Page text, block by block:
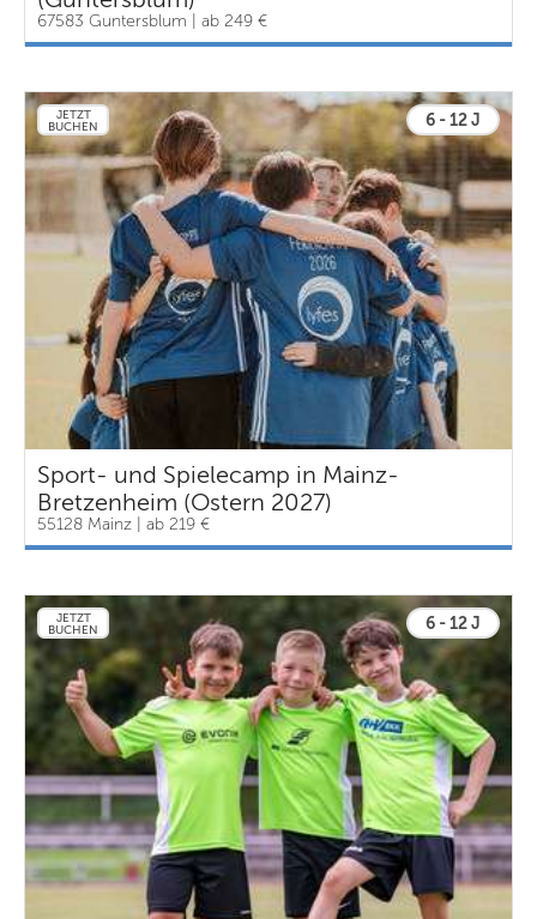
67583 Guntersblum | ab 249 €
JETZT
BUCHEN
6 - 12 J
Sport- und Spielecamp in Mainz-
Bretzenheim (Ostern 2027)
55128 Mainz | ab 219 €
JETZT
BUCHEN
6 - 12 J